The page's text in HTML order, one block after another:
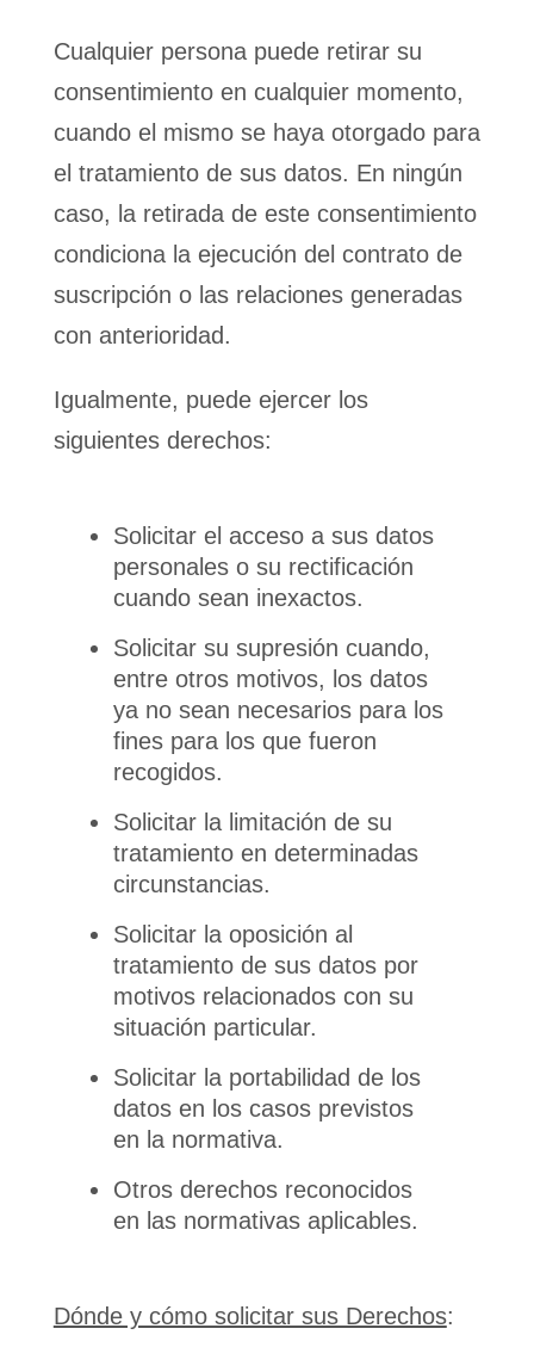
Cualquier persona puede retirar su
consentimiento en cualquier momento,
cuando el mismo se haya otorgado para
el tratamiento de sus datos. En ningún
caso, la retirada de este consentimiento
condiciona la ejecución del contrato de
suscripción o las relaciones generadas
con anterioridad.
Igualmente, puede ejercer los
siguientes derechos:
Solicitar el acceso a sus datos
personales o su rectificación
cuando sean inexactos.
Solicitar su supresión cuando,
entre otros motivos, los datos
ya no sean necesarios para los
fines para los que fueron
recogidos.
Solicitar la limitación de su
tratamiento en determinadas
circunstancias.
Solicitar la oposición al
tratamiento de sus datos por
motivos relacionados con su
situación particular.
Solicitar la portabilidad de los
datos en los casos previstos
en la normativa.
Otros derechos reconocidos
en las normativas aplicables.
Dónde y cómo solicitar sus Derechos: